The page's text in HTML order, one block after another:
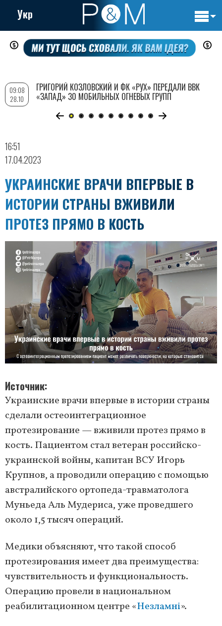
Перейти
содержанию
Укр
16:51
17.04.2023
УКРАИНСКИЕ ВРАЧИ ВПЕРВЫЕ В
ИСТОРИИ СТРАНЫ ВЖИВИЛИ
ПРОТЕЗ ПРЯМО В КОСТЬ
Источник
Украинские врачи впервые в истории страны
сделали остеоинтеграционное
протезирование — вживили протез прямо в
кость. Пациентом стал ветеран российско-
украинской войны, капитан ВСУ Игорь
Крупнов, а проводили операцию с помощью
австралийского ортопеда-травматолога
Муньеда Аль Мудериса, уже проведшего
около 1,5 тысяч операций.
Медики объясняют, что такой способ
протезирования имеет два преимущества:
чувствительность и функциональность.
Операцию провели в национальном
реабилитационном центре «Незламні».
09:08
28.10
ГРИГОРИЙ КОЗЛОВСКИЙ И ФК «РУХ» ПЕРЕДАЛИ ВВК
«ЗАПАД» 30 МОБИЛЬНЫХ ОГНЕВЫХ ГРУПП